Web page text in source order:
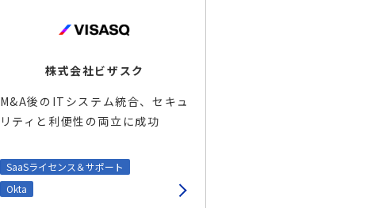
株式会社ビザスク
M&A後のITシステム統合、セキュ
リティと利便性の両立に成功
SaaSライセンス＆サポート
Okta